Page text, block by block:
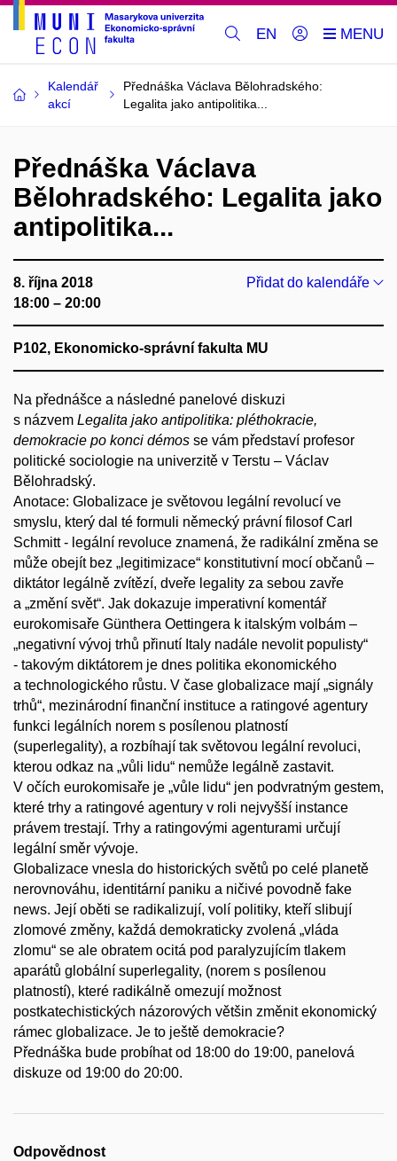
EN
Kalendář
akcí
Přednáška Václava Bělohradského:
Legalita jako antipolitika...
Přednáška Václava
Bělohradského: Legalita jako
antipolitika...
8. října 2018
18:00 – 20:00
Přidat do kalendáře
P102, Ekonomicko-správní fakulta MU
Na přednášce a následné panelové diskuzi
s názvem Legalita jako antipolitika: pléthokracie,
demokracie po konci démos se vám představí profesor
politické sociologie na univerzitě v Terstu – Václav
Bělohradský.
Anotace: Globalizace je světovou legální revolucí ve
smyslu, který dal té formuli německý právní filosof Carl
Schmitt - legální revoluce znamená, že radikální změna se
může obejít bez „legitimizace“ konstitutivní mocí občanů –
diktátor legálně zvítězí, dveře legality za sebou zavře
a „změní svět“. Jak dokazuje imperativní komentář
eurokomisaře Günthera Oettingera k italským volbám –
„negativní vývoj trhů přinutí Italy nadále nevolit populisty“
- takovým diktátorem je dnes politika ekonomického
a technologického růstu. V čase globalizace mají „signály
trhů“, mezinárodní finanční instituce a ratingové agentury
funkci legálních norem s posílenou platností
(superlegality), a rozbíhají tak světovou legální revoluci,
kterou odkaz na „vůli lidu“ nemůže legálně zastavit.
V očích eurokomisaře je „vůle lidu“ jen podvratným gestem,
které trhy a ratingové agentury v roli nejvyšší instance
právem trestají. Trhy a ratingovými agenturami určují
legální směr vývoje.
Globalizace vnesla do historických světů po celé planetě
nerovnováhu, identitární paniku a ničivé povodně fake
news. Její oběti se radikalizují, volí politiky, kteří slibují
zlomové změny, každá demokraticky zvolená „vláda
zlomu“ se ale obratem ocitá pod paralyzujícím tlakem
aparátů globální superlegality, (norem s posílenou
platností), které radikálně omezují možnost
postkatechistických názorových většin změnit ekonomický
rámec globalizace. Je to ještě demokracie?
Přednáška bude probíhat od 18:00 do 19:00, panelová
diskuze od 19:00 do 20:00.
Odpovědnost